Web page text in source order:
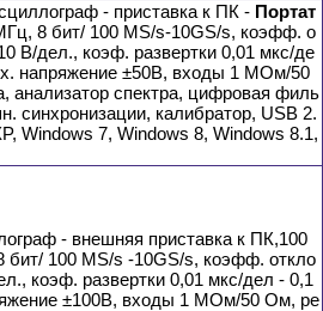
- приставка к ПК - Портат
8 бит/ 100 MS/s-10GS/s, коэфф. о
В/дел., коэф. развертки 0,01 мкс/де
напряжение ±50В, входы 1 МОм/50
анализатор спектра, цифровая филь
синхронизации, калибратор, USB 2.
Windows 7, Windows 8, Windows 8.1,
- внешняя приставка к ПК,100
бит/ 100 MS/s -10GS/s, коэфф. откло
коэф. развертки 0,01 мкс/дел - 0,1
±100В, входы 1 МОм/50 Ом, ре